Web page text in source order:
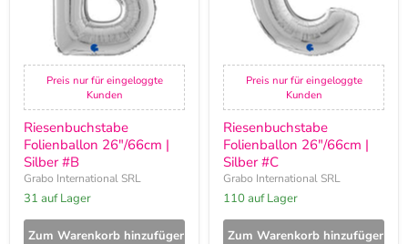
Preis nur für eingeloggte
Kunden
Riesenbuchstabe
Folienballon 26"/66cm |
Silber #B
Grabo International SRL
31 auf Lager
Zum Warenkorb hinzufügen
Preis nur für eingeloggte
Kunden
Riesenbuchstabe
Folienballon 26"/66cm |
Silber #C
Grabo International SRL
110 auf Lager
Zum Warenkorb hinzufügen